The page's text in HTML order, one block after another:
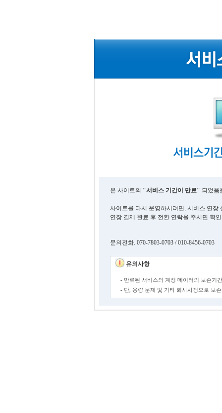
본 사이트의 "서비스 기간이 만료" 되었음
사이트를 다시 운영하시려면, 서비스 연장
연장 결제 완료 후 전환 연락을 주시면 확
문의전화. 070-7803-0703 / 010-8456-0703
유의사항
- 만료된 서비스의 계정 데이터의 보존기
- 단, 용량 문제 및 기타 회사사정으로 보